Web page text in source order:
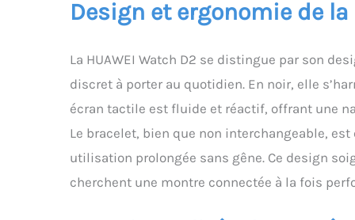
pour la
entre une
effort
en
nouvel
des
corps vous
électrodes,
précise et
latérale
identifier les
Design et ergonomie de la
La HUAWEI Watch D2 se distingue par son
discret à porter au quotidien. En noir, elle
écran tactile est fluide et réactif, offrant une
Le bracelet, bien que non interchangeable,
utilisation prolongée sans gêne. Ce design
cherchent une montre connectée à la fois